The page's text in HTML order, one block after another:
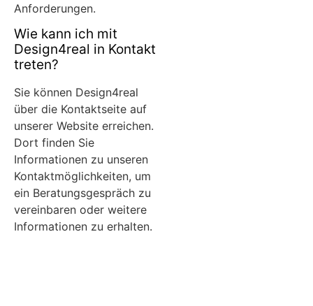
Anforderungen.
Wie kann ich mit
Design4real in Kontakt
treten?
Sie können Design4real
über die Kontaktseite auf
unserer Website erreichen.
Dort finden Sie
Informationen zu unseren
Kontaktmöglichkeiten, um
ein Beratungsgespräch zu
vereinbaren oder weitere
Informationen zu erhalten.